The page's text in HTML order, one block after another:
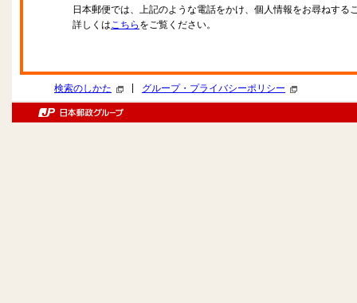
日本郵便では、上記のような電話をかけ、個人情報をお尋ねする
詳しくはこちら をご覧ください。
検索のしかた グループ・プライバシーポリシー